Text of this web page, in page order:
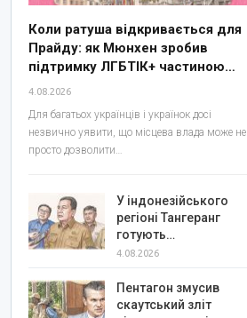
Коли ратуша відкривається для
Прайду: як Мюнхен зробив
підтримку ЛГБТІК+ частиною…
4.08.2026
Для багатьох українців і українок досі
незвично уявити, що місцева влада може не
просто дозволити…
У індонезійського
регіоні Тангеранг
готують…
4.08.2026
Пентагон змусив
скаутський зліт